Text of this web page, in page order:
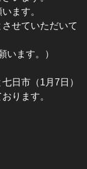
ます。
せていただいて
います。）
日市（1月7日）
ります。